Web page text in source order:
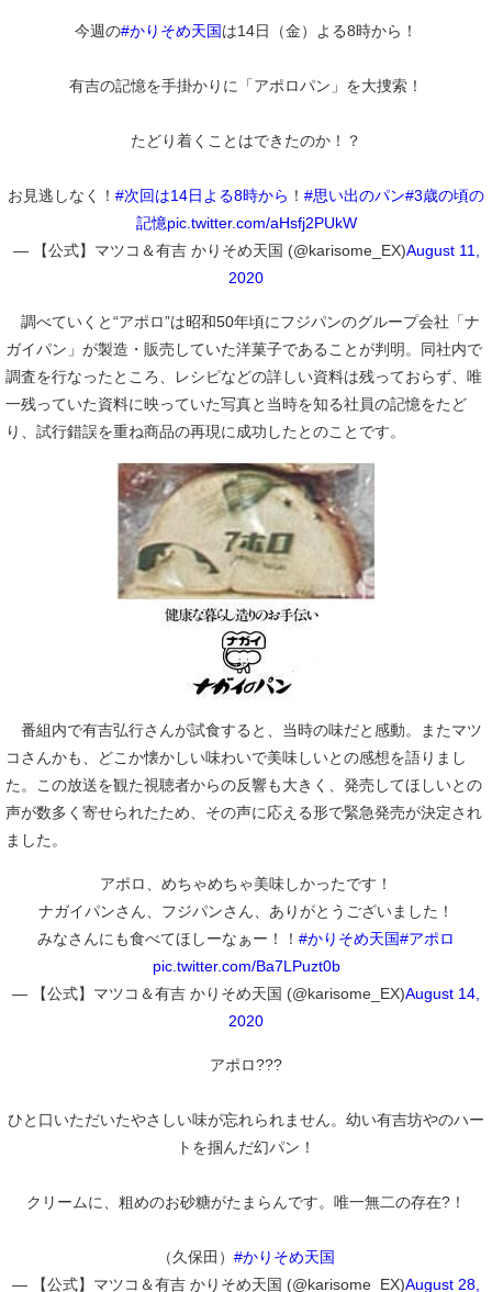
今週の#かりそめ天国は14日（金）よる8時から！
有吉の記憶を手掛かりに「アポロパン」を大捜索！
たどり着くことはできたのか！？
お見逃しなく！ #次回は14日よる8時から ！ #思い出のパン#3歳の頃の
記憶pic.twitter.com/aHsfj2PUkW
— 【公式】マツコ＆有吉 かりそめ天国 (@karisome_EX)August 11,
2020
調べていくと“アポロ”は昭和50年頃にフジパンのグループ会社「ナ
ガイパン」が製造・販売していた洋菓子であることが判明。同社内で
調査を行なったところ、レシピなどの詳しい資料は残っておらず、唯
一残っていた資料に映っていた写真と当時を知る社員の記憶をたど
り、試行錯誤を重ね商品の再現に成功したとのことです。
番組内で有吉弘行さんが試食すると、当時の味だと感動。またマツ
コさんかも、どこか懐かしい味わいで美味しいとの感想を語りまし
た。この放送を観た視聴者からの反響も大きく、発売してほしいとの
声が数多く寄せられたため、その声に応える形で緊急発売が決定され
ました。
アポロ、めちゃめちゃ美味しかったです！
ナガイパンさん、フジパンさん、ありがとうございました！
みなさんにも食べてほしーなぁー！！ #かりそめ天国#アポロ
pic.twitter.com/Ba7LPuzt0b
— 【公式】マツコ＆有吉 かりそめ天国 (@karisome_EX)August 14,
2020
アポロ???
ひと口いただいたやさしい味が忘れられません。幼い有吉坊やのハー
トを掴んだ幻パン！
クリームに、粗めのお砂糖がたまらんです。唯一無二の存在?！
（久保田） #かりそめ天国
— 【公式】マツコ＆有吉 かりそめ天国 (@karisome_EX)August 28,